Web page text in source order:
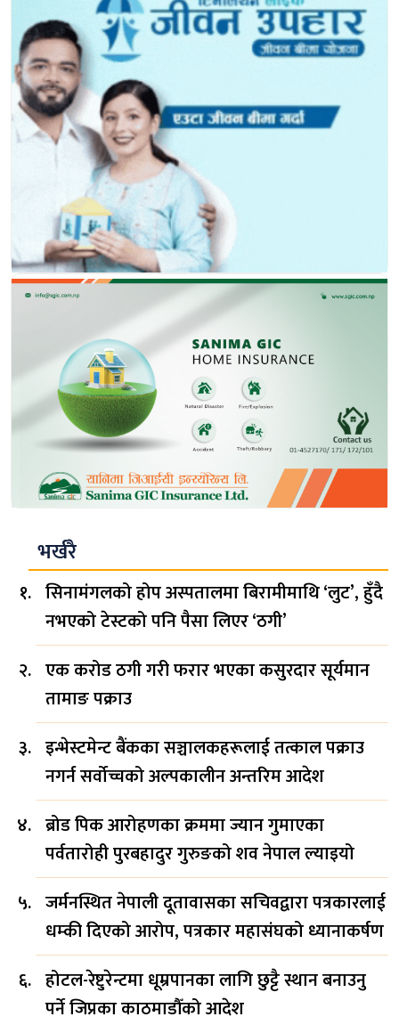
भर्खरै
सिनामंगलको होप अस्पतालमा बिरामीमाथि ‘लुट’, हुँदै
नभएको टेस्टको पनि पैसा लिएर ‘ठगी’
एक करोड ठगी गरी फरार भएका कसुरदार सूर्यमान
तामाङ पक्राउ
इन्भेस्टमेन्ट बैंकका सञ्चालकहरूलाई तत्काल पक्राउ
नगर्न सर्वोच्चको अल्पकालीन अन्तरिम आदेश
ब्रोड पिक आरोहणका क्रममा ज्यान गुमाएका
पर्वतारोही पुरबहादुर गुरुङको शव नेपाल ल्याइयो
जर्मनस्थित नेपाली दूतावासका सचिवद्वारा पत्रकारलाई
धम्की दिएको आरोप, पत्रकार महासंघको ध्यानाकर्षण
होटल-रेष्टुरेन्टमा धूम्रपानका लागि छुट्टै स्थान बनाउनु
पर्ने जिप्रका काठमाडौँको आदेश